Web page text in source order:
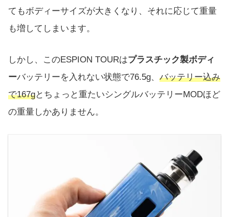
てもボディーサイズが大きくなり、それに応じて重量
も増してしまいます。
しかし、このESPION TOURはプラスチック製ボディ
ーバッテリーを入れない状態で76.5g、 バッテリー込み
で167gとちょっと重たいシングルバッテリーMODほど
の重量しかありません。